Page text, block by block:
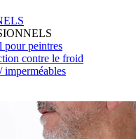
pour peintres
contre le froid
imperméables